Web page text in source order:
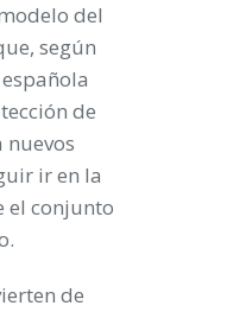
del
según
de
ir en la
el conjunto
de